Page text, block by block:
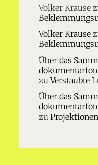
Volker Krause
Volker Krause
Über das
zuVerstaubte
Über das
zu